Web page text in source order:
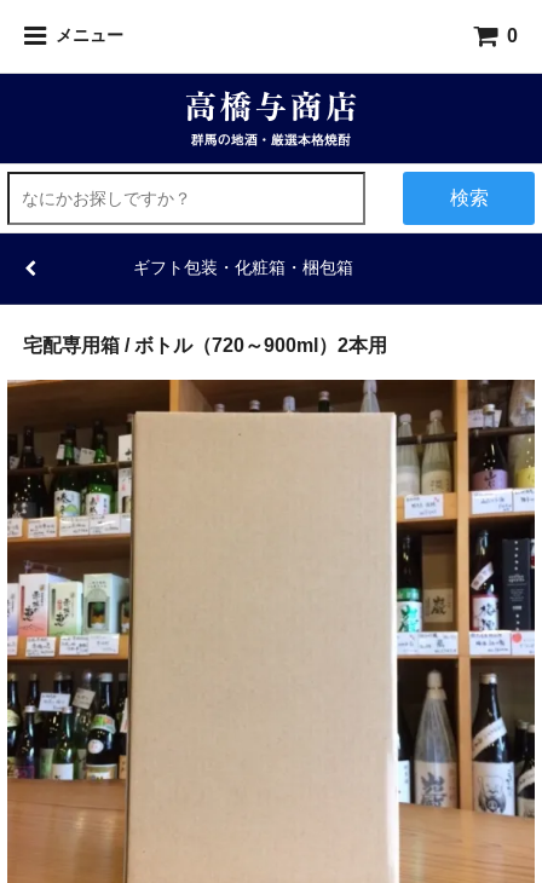
メニュー 0
検索
ギフト包装・化粧箱・梱包箱
宅配専用箱 / ボトル（720～900ml）2本用